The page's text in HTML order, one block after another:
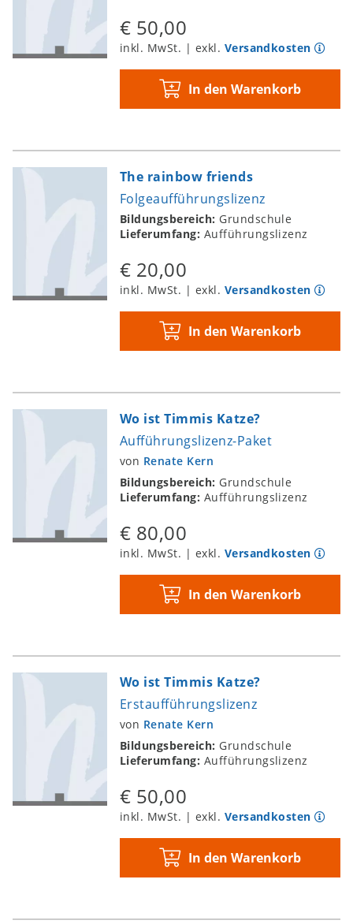
€ 50,00
inkl. MwSt. | exkl. Versandkosten
In den Warenkorb
The rainbow friends
Folgeaufführungslizenz
Bildungsbereich: Grundschule
Lieferumfang: Aufführungslizenz
€ 20,00
inkl. MwSt. | exkl. Versandkosten
In den Warenkorb
Wo ist Timmis Katze?
Aufführungslizenz-Paket
von Renate Kern
Bildungsbereich: Grundschule
Lieferumfang: Aufführungslizenz
€ 80,00
inkl. MwSt. | exkl. Versandkosten
In den Warenkorb
Wo ist Timmis Katze?
Erstaufführungslizenz
von Renate Kern
Bildungsbereich: Grundschule
Lieferumfang: Aufführungslizenz
€ 50,00
inkl. MwSt. | exkl. Versandkosten
In den Warenkorb